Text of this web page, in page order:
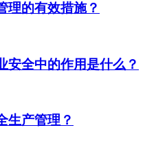
理的有效措施？
安全中的作用是什么？
生产管理？